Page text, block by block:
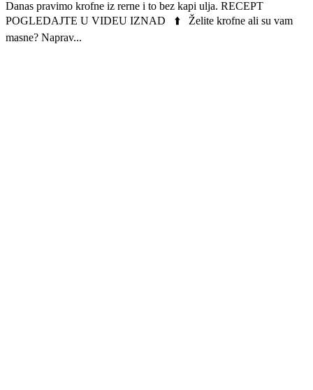
Danas pravimo krofne iz rerne i to bez kapi ulja. RECEPT
POGLEDAJTE U VIDEU IZNAD ⬆️ Želite krofne ali su vam
masne? Naprav...